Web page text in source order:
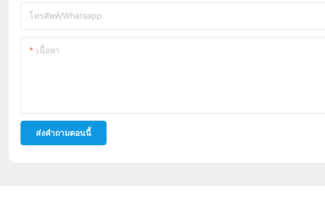
โทรศัพท์/whatsapp
เนื้อหา
ส่งคำถามตอนนี้